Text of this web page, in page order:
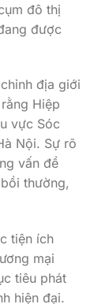
đô thị
được
địa giới
Hiệp
vực Sóc
Nội. Sự rõ
vấn đề
thường,
tiện ích
mại
tiêu phát
hiện đại.